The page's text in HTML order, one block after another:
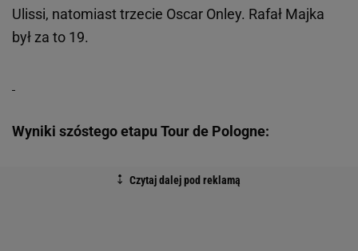
Ulissi, natomiast trzecie Oscar Onley. Rafał Majka
był za to 19.
Wyniki szóstego etapu Tour de Pologne: